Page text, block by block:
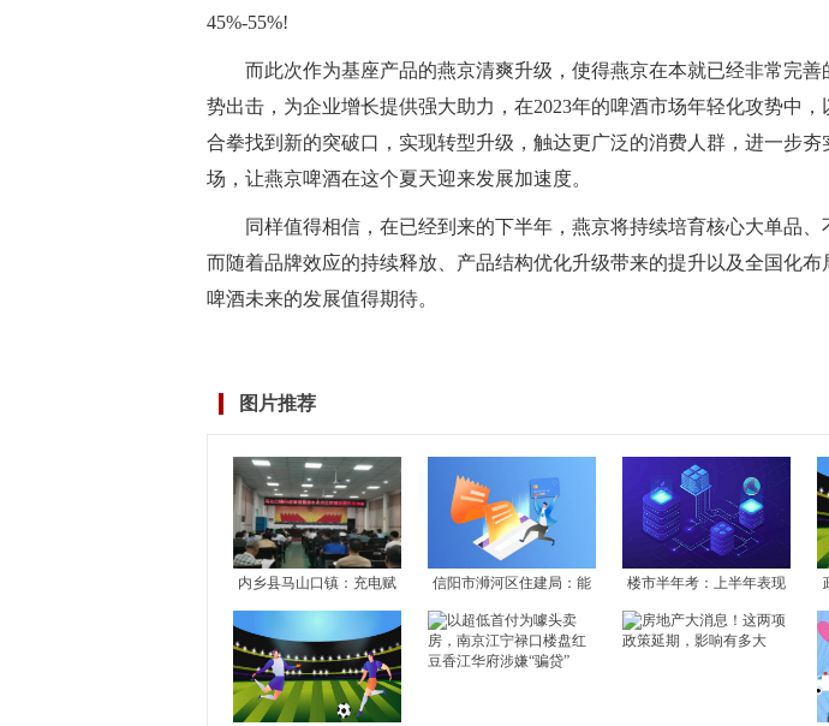
45%-55%!
而此次作为基座产品的燕京清爽升级，使得燕京在本就已经非常完善
势出击，为企业增长提供强大助力，在2023年的啤酒市场年轻化攻势中，
合拳找到新的突破口，实现转型升级，触达更广泛的消费人群，进一步夯
场，让燕京啤酒在这个夏天迎来发展加速度。
同样值得相信，在已经到来的下半年，燕京将持续培育核心大单品、
而随着品牌效应的持续释放、产品结构优化升级带来的提升以及全国化布
啤酒未来的发展值得期待。
图片推荐
内乡县马山口镇：充电赋
能 提升政务服务“软实力”
​信阳市浉河区住建局：能
动履职服务 优化产业营商
楼市半年考：上半年表现
平淡 下半年市场修复或仍
有